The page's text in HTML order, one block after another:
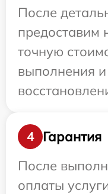
После
предоставим
точную
выполнения
4
Гарантия
После
оплаты